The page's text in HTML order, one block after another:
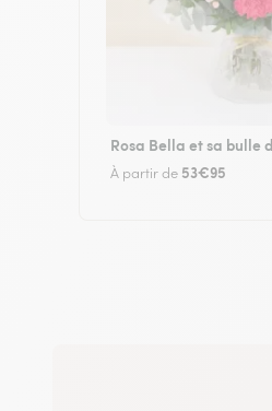
Rosa Bella et sa bulle
À partir de 53€95